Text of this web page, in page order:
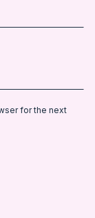
for the next